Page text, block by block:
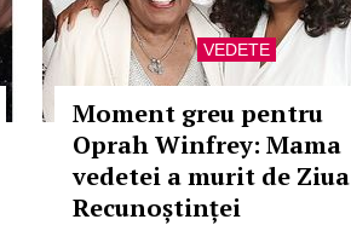
VEDETE
Moment greu pentru
Oprah Winfrey: Mama
vedetei a murit de Ziua
Recunoștinței